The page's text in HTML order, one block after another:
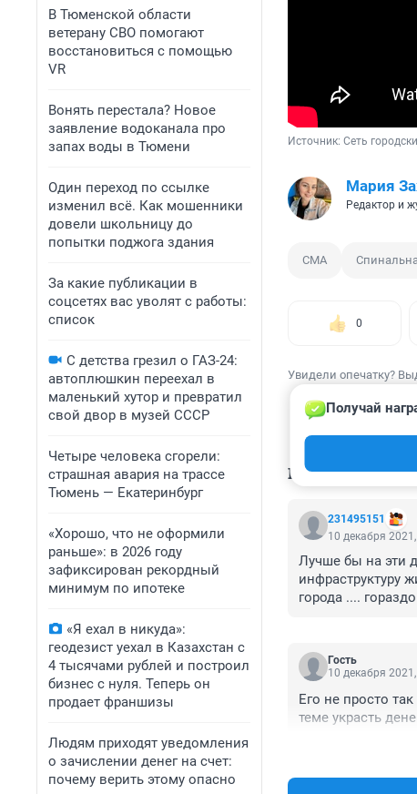
В Тюменской области
ветерану СВО помогают
восстановиться с помощью
VR
Вонять перестала? Новое
заявление водоканала про
запах воды в Тюмени
Один переход по ссылке
изменил всё. Как мошенники
довели школьницу до
попытки поджога здания
За какие публикации в
соцсетях вас уволят с работы:
список
С детства грезил о ГАЗ-24:
автоплюшкин переехал в
маленький хутор и превратил
свой двор в музей СССР
Четыре человека сгорели:
страшная авария на трассе
Тюмень — Екатеринбург
«Хорошо, что не оформили
раньше»: в 2026 году
зафиксирован рекордный
минимум по ипотеке
«Я ехал в никуда»:
геодезист уехал в Казахстан с
4 тысячами рублей и построил
бизнес с нуля. Теперь он
продает франшизы
Людям приходят уведомления
о зачислении денег на счет:
почему верить этому опасно
Источник: Сеть
Мария
Редактор и
СМА
0
Увидели опечатку?
231495151
Получай
10 декабря
Лучше бы на эти
инфраструктуру
города ....
Гость
10 декабря
Его не просто
теме украсть